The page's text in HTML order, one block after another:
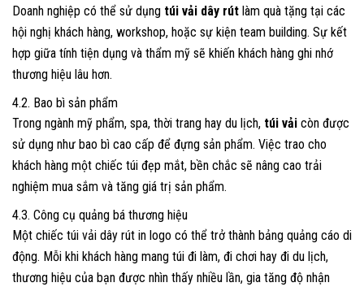
Doanh nghiệp có thể sử dụng túi vải dây rút làm quà tặng tại các
hội nghị khách hàng, workshop, hoặc sự kiện team building. Sự kết
hợp giữa tính tiện dụng và thẩm mỹ sẽ khiến khách hàng ghi nhớ
thương hiệu lâu hơn.
4.2. Bao bì sản phẩm
Trong ngành mỹ phẩm, spa, thời trang hay du lịch, túi vải còn được
sử dụng như bao bì cao cấp để đựng sản phẩm. Việc trao cho
khách hàng một chiếc túi đẹp mắt, bền chắc sẽ nâng cao trải
nghiệm mua sắm và tăng giá trị sản phẩm.
4.3. Công cụ quảng bá thương hiệu
Một chiếc túi vải dây rút in logo có thể trở thành bảng quảng cáo di
động. Mỗi khi khách hàng mang túi đi làm, đi chơi hay đi du lịch,
thương hiệu của bạn được nhìn thấy nhiều lần, gia tăng độ nhận